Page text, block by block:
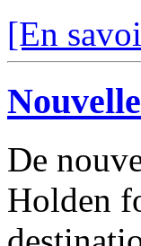
[En
De
Holden